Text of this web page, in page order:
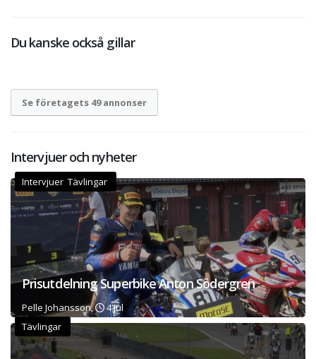
Du kanske också gillar
Se företagets 49 annonser
Intervjuer och nyheter
Intervjuer Tävlingar
Prisutdelning Superbike Anton Södergren
Pelle Johansson,
4 jul
Tävlingar